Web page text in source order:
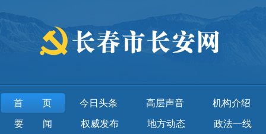
首页 今日头条 高层声音 机构介绍
要 闻 权威发布 地方动态 政法一线